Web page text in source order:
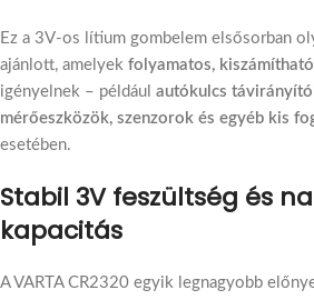
Ez a 3V-os lítium gombelem elsősorban
ajánlott, amelyek folyamatos,
igényelnek – például autókulcs
mérőeszközök, szenzorok és egyéb kis
esetében.
Stabil 3V feszültség és
kapacitás
A VARTA CR2320 egyik legnagyobb